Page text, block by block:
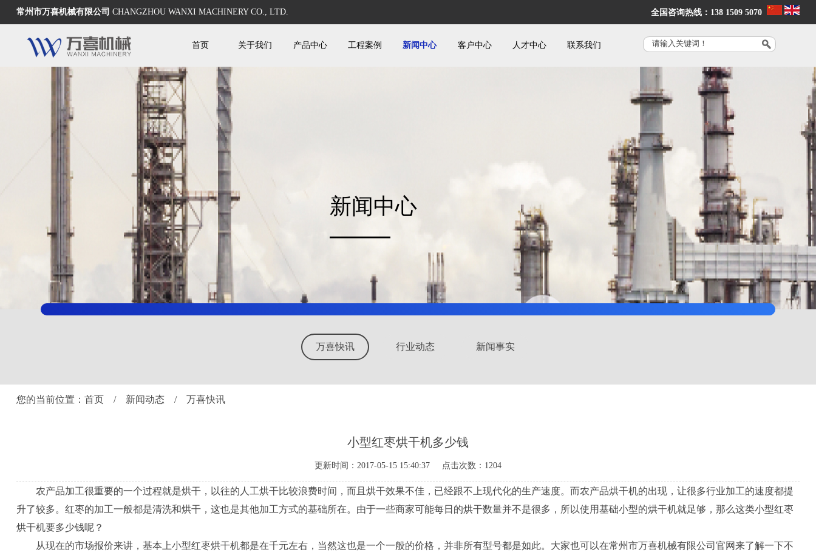
常州市万喜机械有限公司 CHANGZHOU WANXI MACHINERY CO., LTD. 全国咨询热线：138 1509 5070
首页 关于我们 产品中心 工程案例 新闻中心 客户中心 人才中心 联系我们
新闻中心
万喜快讯 行业动态 新闻事实
您的当前位置： 首页/ 新闻动态/ 万喜快讯
小型红枣烘干机多少钱
更新时间：2017-05-15 15:40:37 点击次数：1204
农产品加工很重要的一个过程就是烘干，以往的人工烘干比较浪费时间，而且烘干效果不佳，已经跟不上现代化的生产速度。而农产品烘干机的出现，让很多行业加工的速度都提
升了较多。红枣的加工一般都是清洗和烘干，这也是其他加工方式的基础所在。由于一些商家可能每日的烘干数量并不是很多，所以使用基础小型的烘干机就足够，那么这类小型红枣
烘干机要多少钱呢？
从现在的市场报价来讲，基本上小型红枣烘干机都是在千元左右，当然这也是一个一般的价格，并非所有型号都是如此。大家也可以在常州市万喜机械有限公司官网来了解一下不